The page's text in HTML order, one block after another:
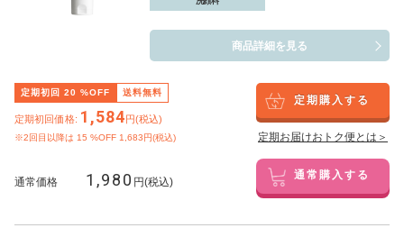
商品詳細を見る
定期初回 20 %OFF 送料無料
定期初回価格: 1,584円(税込)
※2回目以降は 15 %OFF 1,683円(税込)
定期購入する
定期お届けおトク便とは＞
通常価格 1,980 円(税込) 通常購入する